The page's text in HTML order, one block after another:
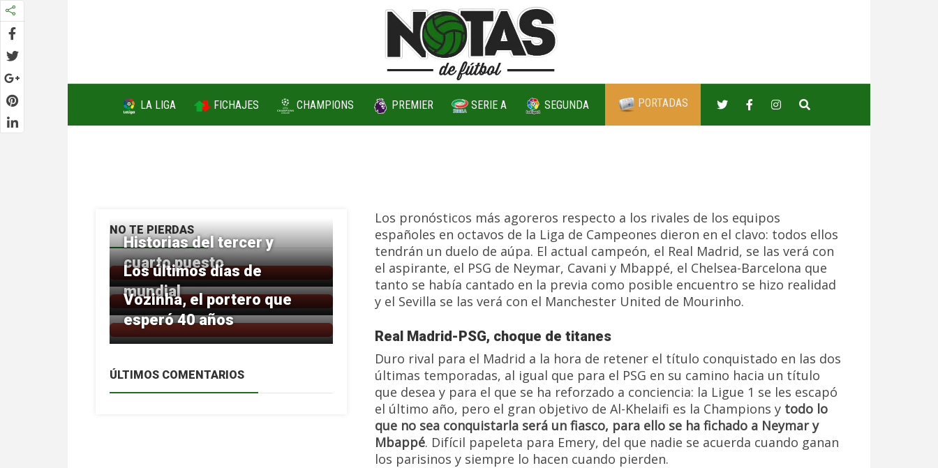
LA LIGA FICHAJES CHAMPIONS PREMIER SERIE A SEGUNDA PORTADAS
Los pronósticos más agoreros respecto a los rivales de los equipos
españoles en octavos de la Liga de Campeones dieron en el clavo: todos ellos
tendrán un duelo de aúpa. El actual campeón, el Real Madrid, se las verá con
el aspirante, el PSG de Neymar, Cavani y Mbappé, el Chelsea-Barcelona que
tanto se había cantado en la previa como posible encuentro se hizo realidad
y el Sevilla se las verá con el Manchester United de Mourinho.
Real Madrid-PSG, choque de titanes
Duro rival para el Madrid a la hora de retener el título conquistado en las dos
últimas temporadas, al igual que para el PSG en su camino hacia un título
que desea y para el que se ha reforzado a conciencia: la Ligue 1 se les escapó
el último año, pero el gran objetivo de Al-Khelaifi es la Champions y todo lo
que no sea conquistarla será un fiasco, para ello se ha fichado a Neymar y
Mbappé. Difícil papeleta para Emery, del que nadie se acuerda cuando ganan
los parisinos y siempre lo hacen cuando pierden.
NO TE PIERDAS
Historias del tercer y
cuarto puesto
Los últimos días de
mundial
Vozinha, el portero que
esperó 40 años
ÚLTIMOS COMENTARIOS